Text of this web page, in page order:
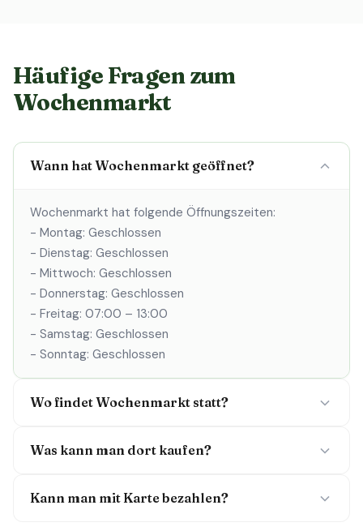
Häufige Fragen zum
Wochenmarkt
Wann hat Wochenmarkt geöffnet?
Wochenmarkt hat folgende Öffnungszeiten:
- Montag: Geschlossen
- Dienstag: Geschlossen
- Mittwoch: Geschlossen
- Donnerstag: Geschlossen
- Freitag: 07:00 – 13:00
- Samstag: Geschlossen
- Sonntag: Geschlossen
Wo findet Wochenmarkt statt?
Was kann man dort kaufen?
Kann man mit Karte bezahlen?